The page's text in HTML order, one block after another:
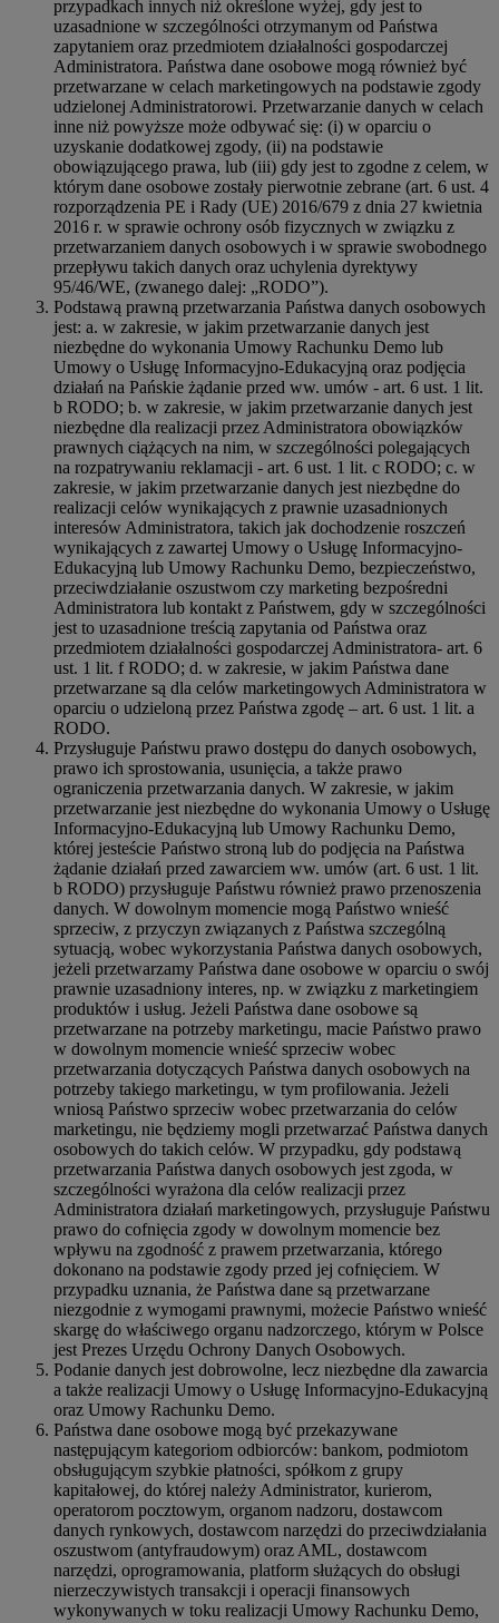
przypadkach innych niż określone wyżej, gdy jest to
uzasadnione w szczególności otrzymanym od Państwa
zapytaniem oraz przedmiotem działalności gospodarczej
Administratora. Państwa dane osobowe mogą również być
przetwarzane w celach marketingowych na podstawie zgody
udzielonej Administratorowi. Przetwarzanie danych w celach
inne niż powyższe może odbywać się: (i) w oparciu o
uzyskanie dodatkowej zgody, (ii) na podstawie
obowiązującego prawa, lub (iii) gdy jest to zgodne z celem, w
którym dane osobowe zostały pierwotnie zebrane (art. 6 ust. 4
rozporządzenia PE i Rady (UE) 2016/679 z dnia 27 kwietnia
2016 r. w sprawie ochrony osób fizycznych w związku z
przetwarzaniem danych osobowych i w sprawie swobodnego
przepływu takich danych oraz uchylenia dyrektywy
95/46/WE, (zwanego dalej: „RODO”).
Podstawą prawną przetwarzania Państwa danych osobowych
jest: a. w zakresie, w jakim przetwarzanie danych jest
niezbędne do wykonania Umowy Rachunku Demo lub
Umowy o Usługę Informacyjno-Edukacyjną oraz podjęcia
działań na Pańskie żądanie przed ww. umów - art. 6 ust. 1 lit.
b RODO; b. w zakresie, w jakim przetwarzanie danych jest
niezbędne dla realizacji przez Administratora obowiązków
prawnych ciążących na nim, w szczególności polegających
na rozpatrywaniu reklamacji - art. 6 ust. 1 lit. c RODO; c. w
zakresie, w jakim przetwarzanie danych jest niezbędne do
realizacji celów wynikających z prawnie uzasadnionych
interesów Administratora, takich jak dochodzenie roszczeń
wynikających z zawartej Umowy o Usługę Informacyjno-
Edukacyjną lub Umowy Rachunku Demo, bezpieczeństwo,
przeciwdziałanie oszustwom czy marketing bezpośredni
Administratora lub kontakt z Państwem, gdy w szczególności
jest to uzasadnione treścią zapytania od Państwa oraz
przedmiotem działalności gospodarczej Administratora- art. 6
ust. 1 lit. f RODO; d. w zakresie, w jakim Państwa dane
przetwarzane są dla celów marketingowych Administratora w
oparciu o udzieloną przez Państwa zgodę – art. 6 ust. 1 lit. a
RODO.
Przysługuje Państwu prawo dostępu do danych osobowych,
prawo ich sprostowania, usunięcia, a także prawo
ograniczenia przetwarzania danych. W zakresie, w jakim
przetwarzanie jest niezbędne do wykonania Umowy o Usługę
Informacyjno-Edukacyjną lub Umowy Rachunku Demo,
której jesteście Państwo stroną lub do podjęcia na Państwa
żądanie działań przed zawarciem ww. umów (art. 6 ust. 1 lit.
b RODO) przysługuje Państwu również prawo przenoszenia
danych. W dowolnym momencie mogą Państwo wnieść
sprzeciw, z przyczyn związanych z Państwa szczególną
sytuacją, wobec wykorzystania Państwa danych osobowych,
jeżeli przetwarzamy Państwa dane osobowe w oparciu o swój
prawnie uzasadniony interes, np. w związku z marketingiem
produktów i usług. Jeżeli Państwa dane osobowe są
przetwarzane na potrzeby marketingu, macie Państwo prawo
w dowolnym momencie wnieść sprzeciw wobec
przetwarzania dotyczących Państwa danych osobowych na
potrzeby takiego marketingu, w tym profilowania. Jeżeli
wniosą Państwo sprzeciw wobec przetwarzania do celów
marketingu, nie będziemy mogli przetwarzać Państwa danych
osobowych do takich celów. W przypadku, gdy podstawą
przetwarzania Państwa danych osobowych jest zgoda, w
szczególności wyrażona dla celów realizacji przez
Administratora działań marketingowych, przysługuje Państwu
prawo do cofnięcia zgody w dowolnym momencie bez
wpływu na zgodność z prawem przetwarzania, którego
dokonano na podstawie zgody przed jej cofnięciem. W
przypadku uznania, że Państwa dane są przetwarzane
niezgodnie z wymogami prawnymi, możecie Państwo wnieść
skargę do właściwego organu nadzorczego, którym w Polsce
jest Prezes Urzędu Ochrony Danych Osobowych.
Podanie danych jest dobrowolne, lecz niezbędne dla zawarcia
a także realizacji Umowy o Usługę Informacyjno-Edukacyjną
oraz Umowy Rachunku Demo.
Państwa dane osobowe mogą być przekazywane
następującym kategoriom odbiorców: bankom, podmiotom
obsługującym szybkie płatności, spółkom z grupy
kapitałowej, do której należy Administrator, kurierom,
operatorom pocztowym, organom nadzoru, dostawcom
danych rynkowych, dostawcom narzędzi do przeciwdziałania
oszustwom (antyfraudowym) oraz AML, dostawcom
narzędzi, oprogramowania, platform służących do obsługi
nierzeczywistych transakcji i operacji finansowych
wykonywanych w toku realizacji Umowy Rachunku Demo,